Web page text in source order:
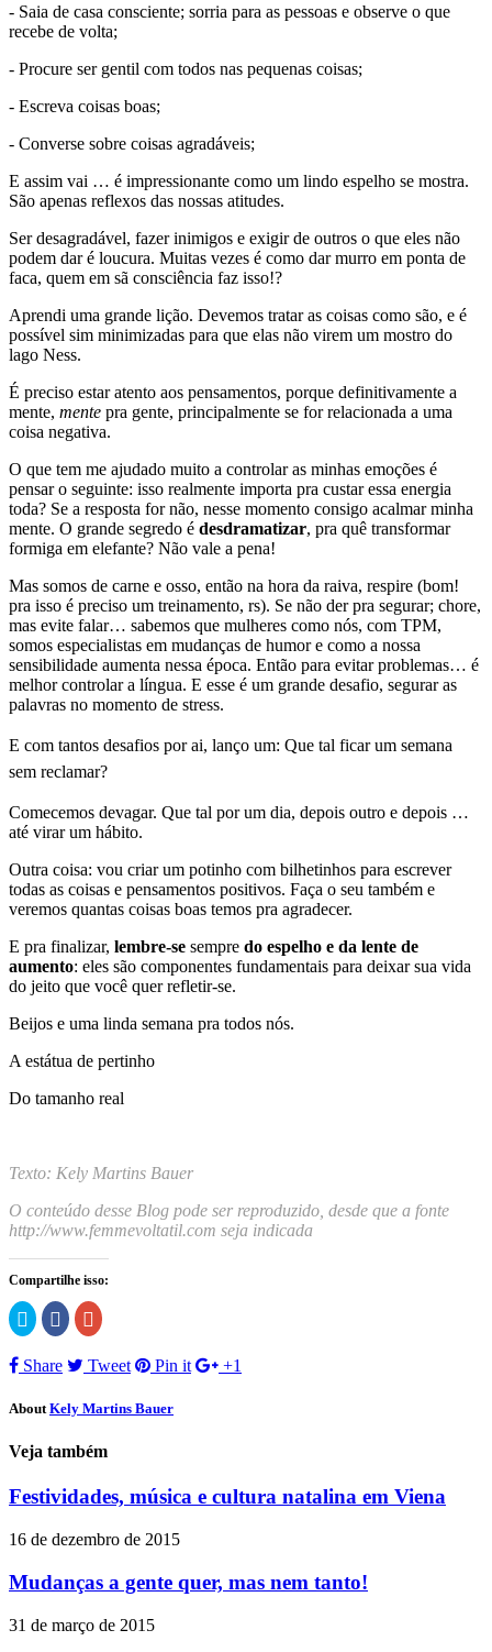
- Saia de casa consciente; sorria para as pessoas e observe o que
recebe de volta;
- Procure ser gentil com todos nas pequenas coisas;
- Escreva coisas boas;
- Converse sobre coisas agradáveis;
E assim vai … é impressionante como um lindo espelho se mostra.
São apenas reflexos das nossas atitudes.
Ser desagradável, fazer inimigos e exigir de outros o que eles não
podem dar é loucura. Muitas vezes é como dar murro em ponta de
faca, quem em sã consciência faz isso!?
Aprendi uma grande lição. Devemos tratar as coisas como são, e é
possível sim minimizadas para que elas não virem um mostro do
lago Ness.
É preciso estar atento aos pensamentos, porque definitivamente a
mente, mente pra gente, principalmente se for relacionada a uma
coisa negativa.
O que tem me ajudado muito a controlar as minhas emoções é
pensar o seguinte: isso realmente importa pra custar essa energia
toda? Se a resposta for não, nesse momento consigo acalmar minha
mente. O grande segredo é desdramatizar, pra quê transformar
formiga em elefante? Não vale a pena!
Mas somos de carne e osso, então na hora da raiva, respire (bom!
pra isso é preciso um treinamento, rs). Se não der pra segurar; chore,
mas evite falar… sabemos que mulheres como nós, com TPM,
somos especialistas em mudanças de humor e como a nossa
sensibilidade aumenta nessa época. Então para evitar problemas… é
melhor controlar a língua. E esse é um grande desafio, segurar as
palavras no momento de stress.
E com tantos desafios por ai, lanço um: Que tal ficar um semana
sem reclamar?
Comecemos devagar. Que tal por um dia, depois outro e depois …
até virar um hábito.
Outra coisa: vou criar um potinho com bilhetinhos para escrever
todas as coisas e pensamentos positivos. Faça o seu também e
veremos quantas coisas boas temos pra agradecer.
E pra finalizar, lembre-se sempre do espelho e da lente de
aumento: eles são componentes fundamentais para deixar sua vida
do jeito que você quer refletir-se.
Beijos e uma linda semana pra todos nós.
A estátua de pertinho
Do tamanho real
Texto: Kely Martins Bauer
O conteúdo desse Blog pode ser reproduzido, desde que a fonte
http://www.femmevoltatil.com seja indicada
Compartilhe isso:
Clique
para
compartilhar
Twitter(abre
janela)
Clique
para
compartilhar
no
Facebook(abre
janela)
Compartilhe
no
em
Share Tweet Pin it +1
About Kely Martins Bauer
Veja também
Festividades, música e cultura natalina em Viena
16 de dezembro de 2015
Mudanças a gente quer, mas nem tanto!
31 de março de 2015